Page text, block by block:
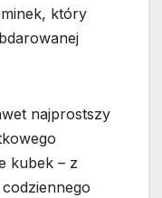
który
najprostszy
kubek – z